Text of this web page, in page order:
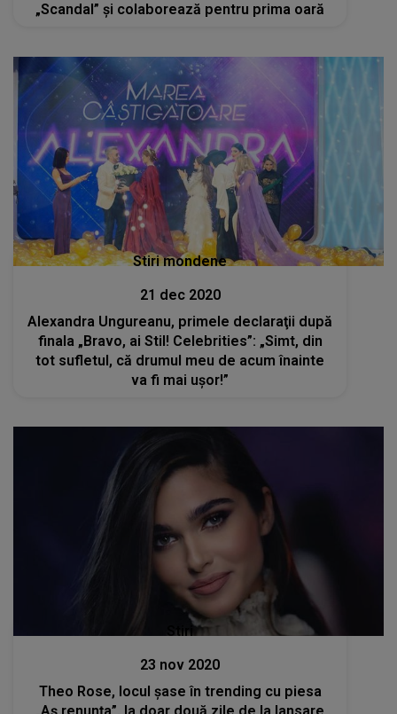
„Scandal” și colaborează pentru prima oară
Stiri mondene
21 dec 2020
Alexandra Ungureanu, primele declaraţii după
finala „Bravo, ai Stil! Celebrities”: „Simt, din
tot sufletul, că drumul meu de acum înainte
va fi mai ușor!”
Stiri
23 nov 2020
Theo Rose, locul șase în trending cu piesa